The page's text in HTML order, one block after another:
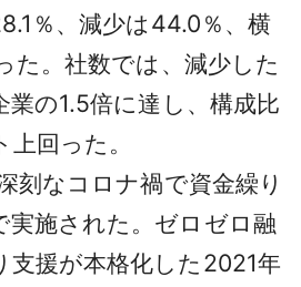
％、減少は44.0％、横
た。社数では、減少した
業の1.5倍に達し、構成比
回った。
刻なコロナ禍で資金繰り
実施された。ゼロゼロ融
支援が本格化した2021年